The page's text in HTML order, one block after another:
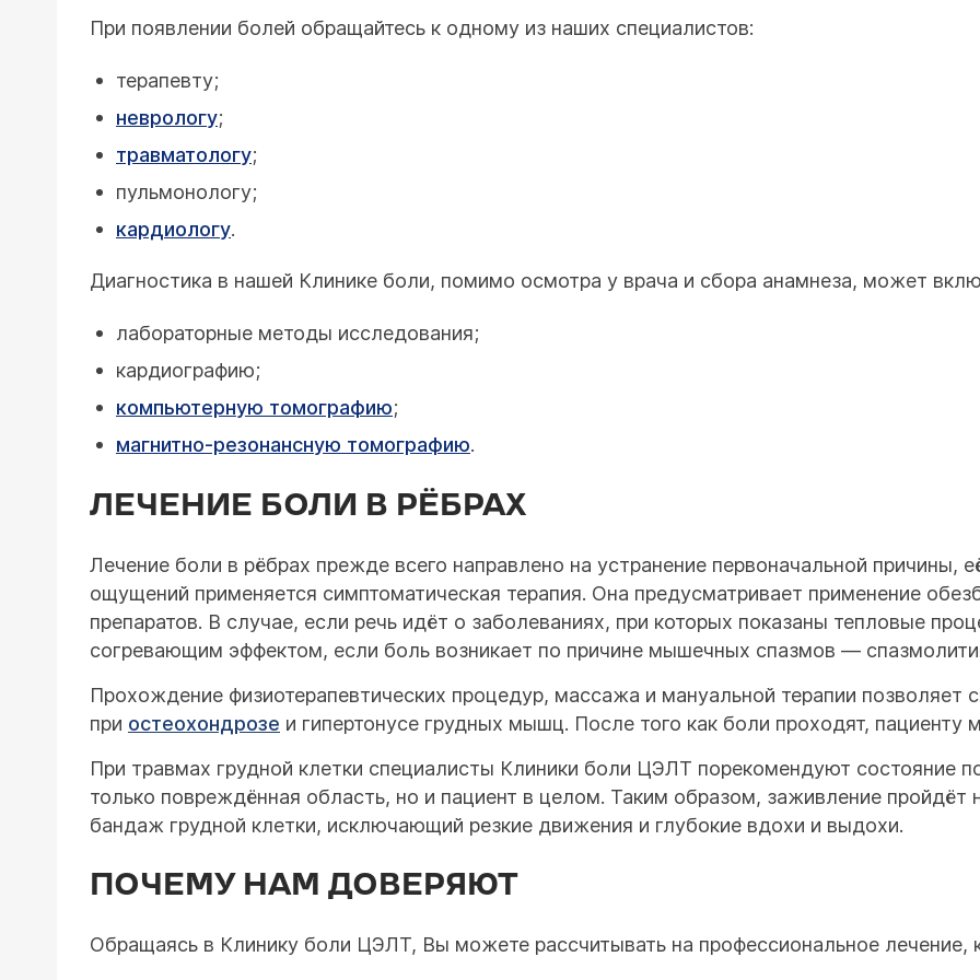
При появлении болей обращайтесь к одному из наших специалистов:
терапевту;
неврологу;
травматологу;
пульмонологу;
кардиологу.
Диагностика в нашей Клинике боли, помимо осмотра у врача и сбора анамнеза, может
лабораторные методы исследования;
кардиографию;
компьютерную томографию;
магнитно-резонансную томографию.
ЛЕЧЕНИЕ БОЛИ В РЁБРАХ
Лечение боли в рёбрах прежде всего направлено на устранение первоначальной причины,
ощущений применяется симптоматическая терапия. Она предусматривает применение
препаратов. В случае, если речь идёт о заболеваниях, при которых показаны тепловые
согревающим эффектом, если боль возникает по причине мышечных спазмов —
Прохождение физиотерапевтических процедур, массажа и мануальной терапии позволяет
при остеохондрозе и гипертонусе грудных мышц. После того как боли проходят, пациенту
При травмах грудной клетки специалисты Клиники боли ЦЭЛТ порекомендуют состояние
только повреждённая область, но и пациент в целом. Таким образом, заживление
бандаж грудной клетки, исключающий резкие движения и глубокие вдохи и выдохи.
ПОЧЕМУ НАМ ДОВЕРЯЮТ
Обращаясь в Клинику боли ЦЭЛТ, Вы можете рассчитывать на профессиональное лечение,